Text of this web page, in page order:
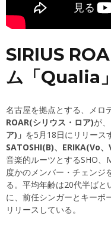
SIRIUS
ム「Qualia
名古屋を拠点とする、メロ
ROAR(シリウス・ロア)が
ア)」 を5月18日にリリース
SATOSHI(B)、ERIKA(Vo
音楽的ルーツとするSHO、
度かのメンバー・チェンジ
る。平均年齢は20代半ばと
に、前任シンガーとキーボ
リリースしている。